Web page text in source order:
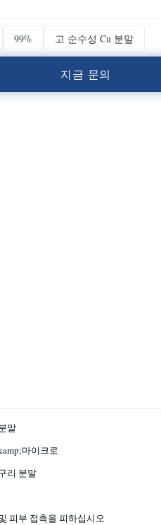
99% 고 순수성 Cu 분말
지금 문의
말
마이크로
리 분말
피부 접촉을 피하십시오